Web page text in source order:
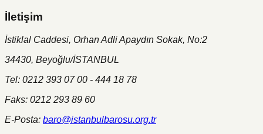
İletişim
İstiklal Caddesi, Orhan Adli Apaydın Sokak, No:2
34430, Beyoğlu/İSTANBUL
Tel: 0212 393 07 00 - 444 18 78
Faks: 0212 293 89 60
E-Posta: baro@istanbulbarosu.org.tr